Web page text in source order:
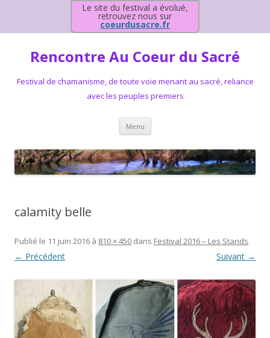
Le site du festival a évolué,
retrouvez nous sur
coeurdusacre.fr
Rencontre Au Coeur du Sacré
Festival de chamanisme, de toute voie menant au sacré, reliance
avec les peuples premiers
Menu Aller au contenu principal
calamity belle
Publié le 11 juin 2016 à 810 × 450 dans Festival 2016 – Les Stands.
← Précédent Suivant →